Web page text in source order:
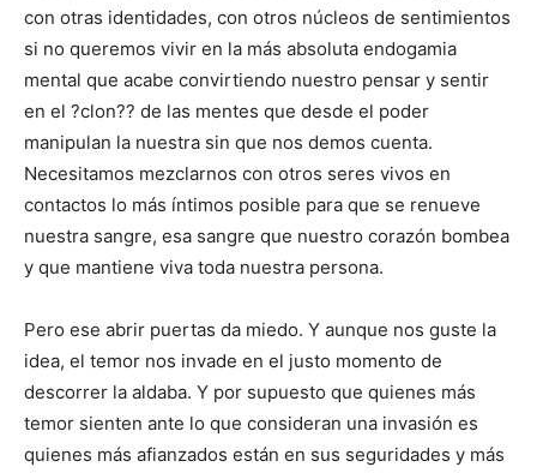
con otras identidades, con otros núcleos de sentimientos
si no queremos vivir en la más absoluta endogamia
mental que acabe convirtiendo nuestro pensar y sentir
en el ?clon?? de las mentes que desde el poder
manipulan la nuestra sin que nos demos cuenta.
Necesitamos mezclarnos con otros seres vivos en
contactos lo más íntimos posible para que se renueve
nuestra sangre, esa sangre que nuestro corazón bombea
y que mantiene viva toda nuestra persona.
Pero ese abrir puertas da miedo. Y aunque nos guste la
idea, el temor nos invade en el justo momento de
descorrer la aldaba. Y por supuesto que quienes más
temor sienten ante lo que consideran una invasión es
quienes más afianzados están en sus seguridades y más